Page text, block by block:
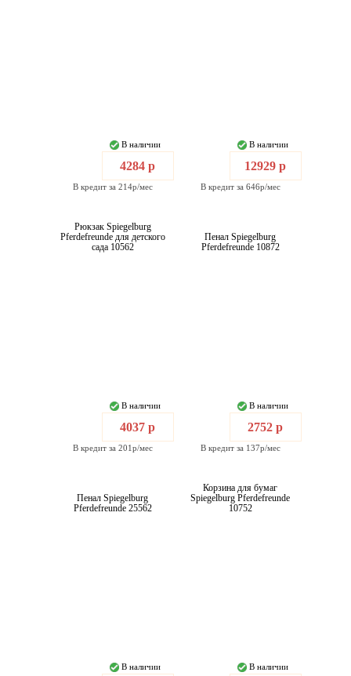
В наличии
4284 р
В кредит за 214р/мес
В наличии
12929 р
В кредит за 646р/мес
Рюкзак Spiegelburg
Pferdefreunde для детского
сада 10562
В наличии
4037 р
В кредит за 201р/мес
Пенал Spiegelburg
Pferdefreunde 10872
В наличии
2752 р
В кредит за 137р/мес
Пенал Spiegelburg
Pferdefreunde 25562
В наличии
Корзина для бумаг
Spiegelburg Pferdefreunde
10752
В наличии